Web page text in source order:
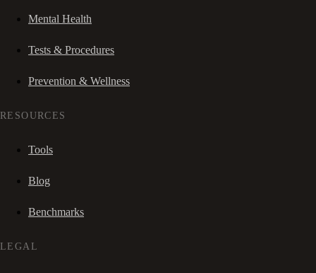
Mental Health
Tests & Procedures
Prevention & Wellness
RESOURCES
Tools
Blog
Benchmarks
LEGAL